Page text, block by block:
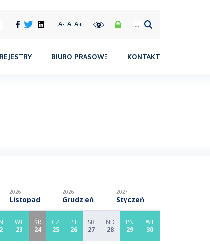
A- A A+
REJESTRY BIURO PRASOWE KONTAKT
2026
Listopad
2026
Grudzień
2027
Styczeń
WT
23
ŚR
24
CZ
25
PT
26
SB
27
ND
28
PN
29
WT
30